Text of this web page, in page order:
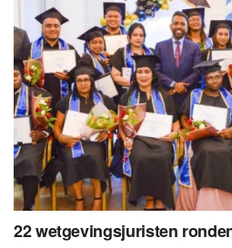
22 wetgevingsjuristen